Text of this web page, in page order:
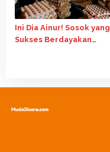
Ini Dia Ainur! Sosok yang
Sukses Berdayakan